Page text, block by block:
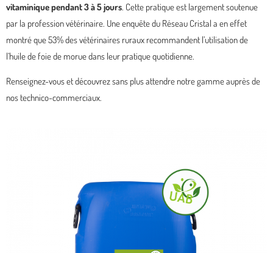
vitaminique pendant 3 à 5 jours. Cette pratique est largement soutenue
par la profession vétérinaire. Une enquête du Réseau Cristal a en effet
montré que 53% des vétérinaires ruraux recommandent l’utilisation de
l’huile de foie de morue dans leur pratique quotidienne.
Renseignez-vous et découvrez sans plus attendre notre gamme auprès de
nos technico-commerciaux.